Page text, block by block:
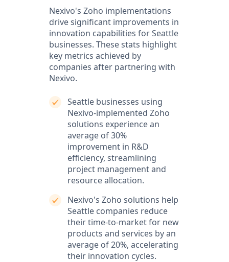
Nexivo's Zoho implementations
drive significant improvements in
innovation capabilities for Seattle
businesses. These stats highlight
key metrics achieved by
companies after partnering with
Nexivo.
Seattle businesses using
Nexivo-implemented Zoho
solutions experience an
average of 30%
improvement in R&D
efficiency, streamlining
project management and
resource allocation.
Nexivo's Zoho solutions help
Seattle companies reduce
their time-to-market for new
products and services by an
average of 20%, accelerating
their innovation cycles.